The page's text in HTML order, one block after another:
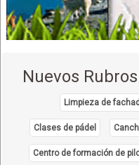
Nuevos Rubros
Limpieza de
Clases de pádel
Centro de formación de